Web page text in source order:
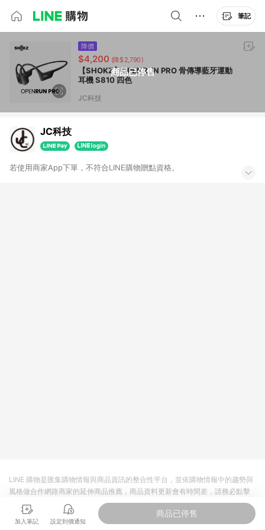
筆記
商品已停售
降價
$4,200 (降$2,790)
【SHOKZ】OPENRUN PRO 骨傳導藍牙運動
耳機 S810 四色
JC科技
JC科技
若使用商家App下單，不符合LINE購物贈點資格。
加入筆記 設定到價通知
商品已停售
LINE 購物是匯集購物情報與商品資訊的整合性平台，並依購物情報中的趨勢與
風格做合作網路商家的延伸商品推薦，商品資料更新會有時間差，請務必點擊
商品至各合作網路商家，確認現售價與購物條件，一切資訊以合作廠商網頁為
準。